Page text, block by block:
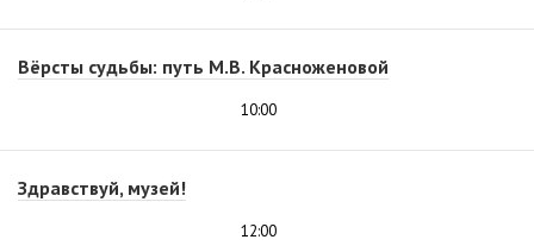
Вёрсты судьбы: путь М.В. Красноженовой
10:00
Здравствуй, музей!
12:00